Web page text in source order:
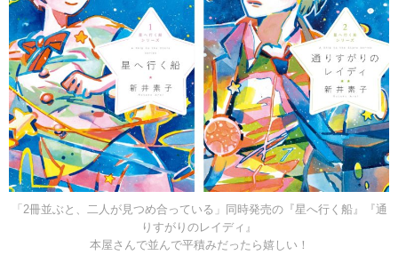
「2冊並ぶと、二人が見つめ合っている」同時発売の『星へ行く船』『通
りすがりのレイディ』
本屋さんで並んで平積みだったら嬉しい！